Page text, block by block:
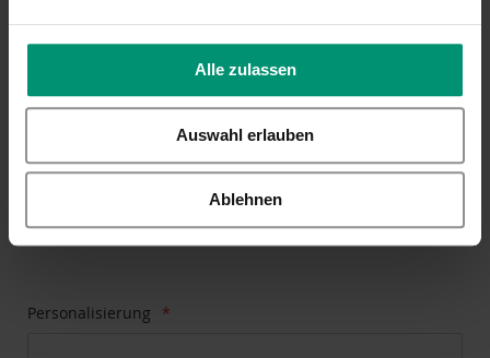
Alle zulassen
Auswahl erlauben
Ablehnen
Zum
Personalisierung